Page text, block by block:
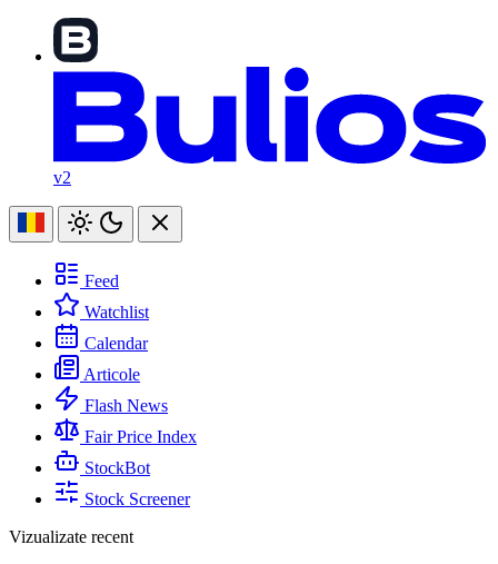
v2
Feed
Watchlist
Calendar
Articole
Flash News
Fair Price Index
StockBot
Stock Screener
Vizualizate recent